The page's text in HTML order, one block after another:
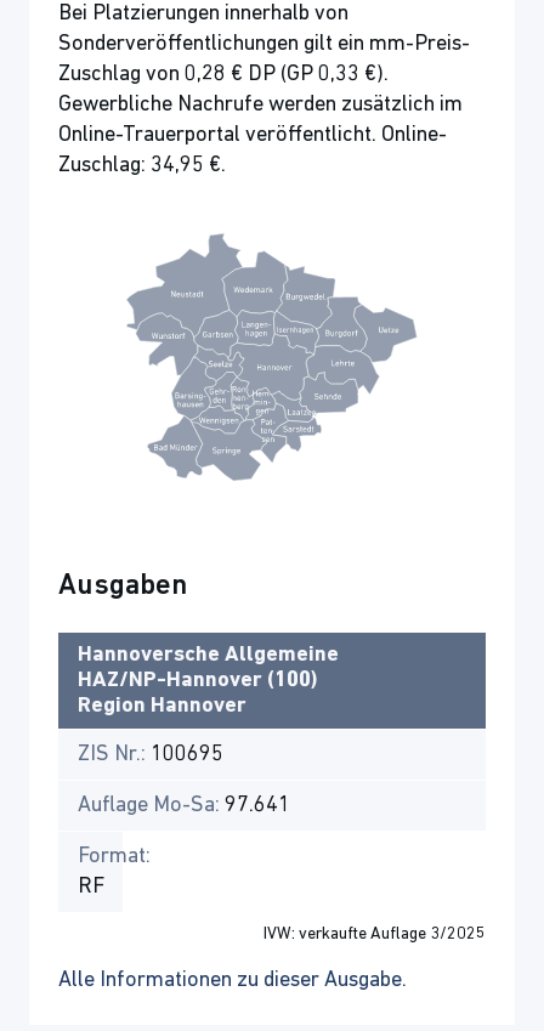
Bei Platzierungen innerhalb von
Sonderveröffentlichungen gilt ein mm-Preis-
Zuschlag von 0,28 € DP (GP 0,33 €).
Gewerbliche Nachrufe werden zusätzlich im
Online-Trauerportal veröffentlicht. Online-
Zuschlag: 34,95 €.
Ausgaben
Hannoversche Allgemeine
HAZ/NP-Hannover (100)
Region Hannover
ZIS Nr.: 100695
Auflage Mo-Sa: 97.641
Format:
RF
IVW: verkaufte Auflage 3/2025
Alle Informationen zu dieser Ausgabe.